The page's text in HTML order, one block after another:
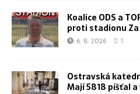
Koalice ODS a
proti stadionu
6. 8. 2026 1
Ostravská
Mají 5818 píšťal a